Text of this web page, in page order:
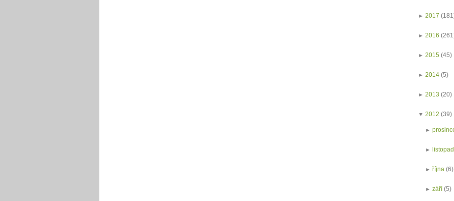
► 2017
► 2016
► 2015 (45)
► 2014 (5)
► 2013 (20)
▼ 2012 (39)
►
►
►října (6)
►září (5)